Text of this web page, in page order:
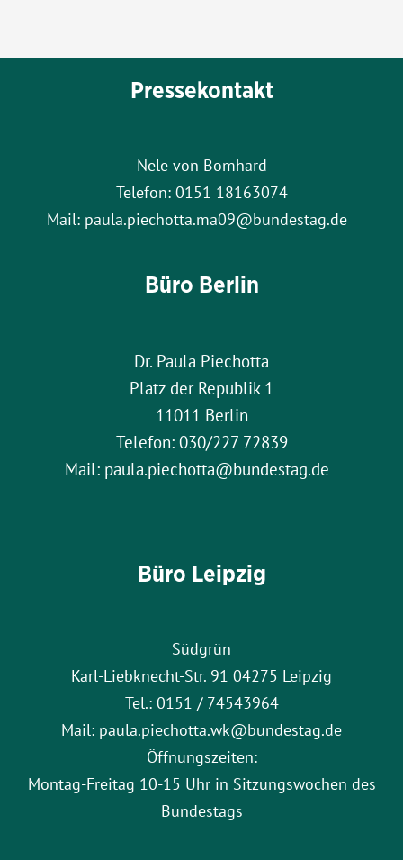
Pressekontakt
Nele von Bomhard
Telefon: 0151 18163074
Mail: paula.piechotta.ma09@bundestag.de
Büro Berlin
Dr. Paula Piechotta
Platz der Republik 1
11011 Berlin
Telefon: 030/227 72839
Mail: paula.piechotta@bundestag.de
Büro Leipzig
Südgrün
Karl-Liebknecht-Str. 91 04275 Leipzig
Tel.: 0151 / 74543964
Mail: paula.piechotta.wk@bundestag.de
Öffnungszeiten:
Montag-Freitag 10-15 Uhr in Sitzungswochen des
Bundestags